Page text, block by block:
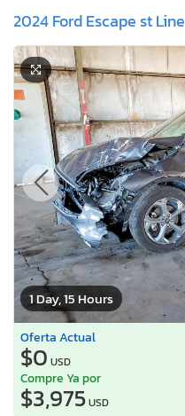
2024 Ford Escape st Line
1 Day, 15 Hours
Oferta Actual
$0 USD
Compre Ya por
$3,975USD